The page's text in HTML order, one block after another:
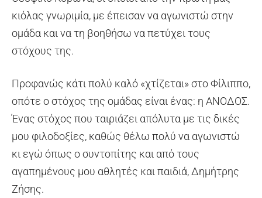
κιόλας γνωριμία, με έπεισαν να αγωνιστώ στην
ομάδα και να τη βοηθήσω να πετύχει τους
στόχους της.
Προφανώς κάτι πολύ καλό «χτίζεται» στο Φίλιππο,
οπότε ο στόχος της ομάδας είναι ένας: η ΑΝΟΔΟΣ.
Ένας στόχος που ταιριάζει απόλυτα με τις δικές
μου φιλοδοξίες, καθώς θέλω πολύ να αγωνιστώ
κι εγώ όπως ο συντοπίτης και από τους
αγαπημένους μου αθλητές και παιδιά, Δημήτρης
Ζήσης.